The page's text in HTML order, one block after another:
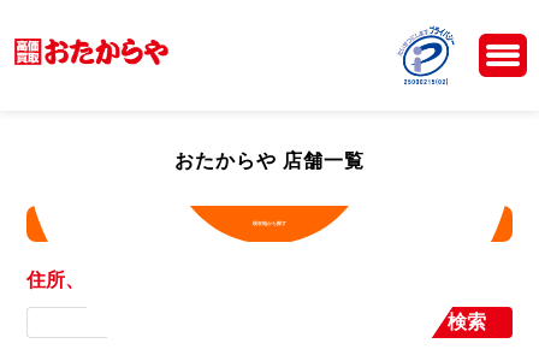
おたからや 店舗一覧
現在地から探す
住所、店舗名から探す
検索